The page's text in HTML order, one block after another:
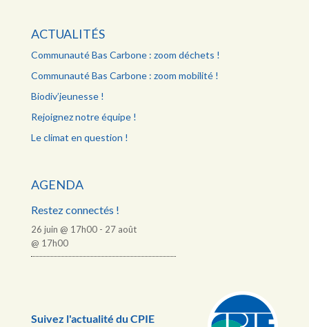
ACTUALITÉS
Communauté Bas Carbone : zoom déchets !
Communauté Bas Carbone : zoom mobilité !
Biodiv’jeunesse !
Rejoignez notre équipe !
Le climat en question !
AGENDA
Restez connectés !
26 juin @ 17h00- 27 août
@ 17h00
Suivez l'actualité du CPIE